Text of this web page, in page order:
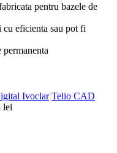
pentru bazele de
eficienta sau pot fi
Ivoclar Telio CAD
lei